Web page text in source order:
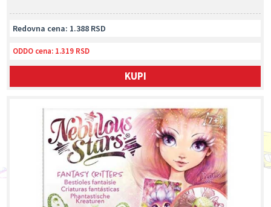
Redovna cena: 1.388 RSD
ODDO cena: 1.319 RSD
KUPI